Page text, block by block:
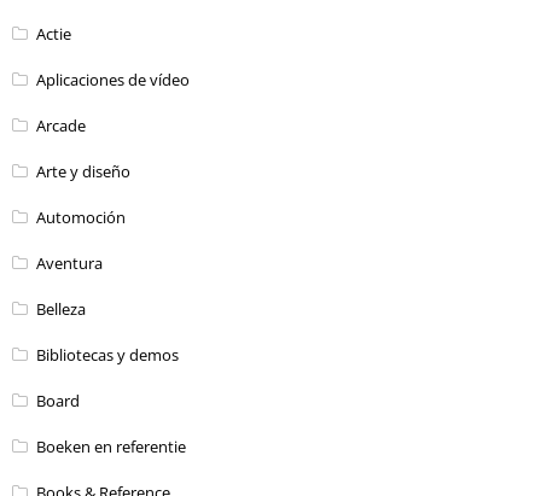
Actie
Aplicaciones de vídeo
Arcade
Arte y diseño
Automoción
Aventura
Belleza
Bibliotecas y demos
Board
Boeken en referentie